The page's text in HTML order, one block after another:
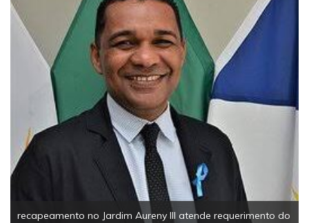
do
EsportesSolidariedade1ª Corrida Solidária da
Palmas reúne 200 participantes e arrecada mais de
tonelada de alimentos